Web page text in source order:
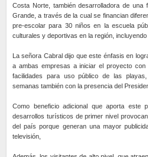
Costa Norte, también desarrolladora de
Grande, a través de la cual se financian
pre-escolar para 30 niños en la escuela
culturales y deportivas en la región,
La señora Cabral dijo que este énfasis en
a ambas empresas a iniciar el proyecto
facilidades para uso público de las
semanas también con la presencia del
Como beneficio adicional que aporta
desarrollos turísticos de primer nivel
del país porque generan una mayor
televisión,